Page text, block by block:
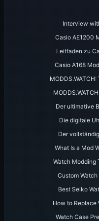
Interview
Casio AE1200
Leitfaden zu
Casio A168
Der ultimative
Die digitale
Der
What Is a Mod
Watch Modding
Custom
Best Seiko
How to Replace
Watch Case